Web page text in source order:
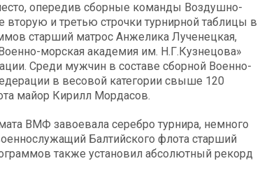
опередив сборные команды Воздушно-
вторую и третью строчки турнирной таблицы в
старший матрос Анжелика Лученецкая,
морская академия им. Н.Г.Кузнецова»
Среди мужчин в составе сборной Военно-
в весовой категории свыше 120
майор Кирилл Мордасов.
ВМФ завоевала серебро турнира, немного
Балтийского флота старший
также установил абсолютный рекорд